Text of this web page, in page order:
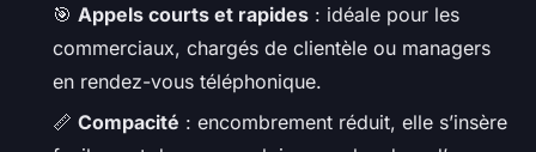
🎯 Appels courts et rapides : idéale pour les
commerciaux, chargés de clientèle ou managers
en rendez-vous téléphonique.
📏 Compacité : encombrement réduit, elle s’insère